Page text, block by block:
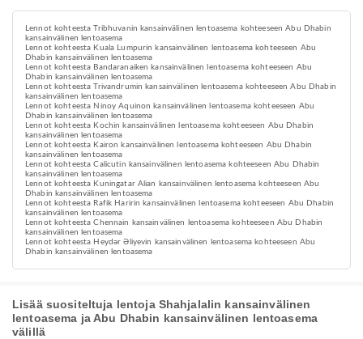
Lennot kohteesta Tribhuvanin kansainvälinen lentoasema kohteeseen Abu Dhabin
kansainvälinen lentoasema
Lennot kohteesta Kuala Lumpurin kansainvälinen lentoasema kohteeseen Abu
Dhabin kansainvälinen lentoasema
Lennot kohteesta Bandaranaiken kansainvälinen lentoasema kohteeseen Abu
Dhabin kansainvälinen lentoasema
Lennot kohteesta Trivandrumin kansainvälinen lentoasema kohteeseen Abu Dhabin
kansainvälinen lentoasema
Lennot kohteesta Ninoy Aquinon kansainvälinen lentoasema kohteeseen Abu
Dhabin kansainvälinen lentoasema
Lennot kohteesta Kochin kansainvälinen lentoasema kohteeseen Abu Dhabin
kansainvälinen lentoasema
Lennot kohteesta Kairon kansainvälinen lentoasema kohteeseen Abu Dhabin
kansainvälinen lentoasema
Lennot kohteesta Calicutin kansainvälinen lentoasema kohteeseen Abu Dhabin
kansainvälinen lentoasema
Lennot kohteesta Kuningatar Alian kansainvälinen lentoasema kohteeseen Abu
Dhabin kansainvälinen lentoasema
Lennot kohteesta Rafik Haririn kansainvälinen lentoasema kohteeseen Abu Dhabin
kansainvälinen lentoasema
Lennot kohteesta Chennain kansainvälinen lentoasema kohteeseen Abu Dhabin
kansainvälinen lentoasema
Lennot kohteesta Heydər Əliyevin kansainvälinen lentoasema kohteeseen Abu
Dhabin kansainvälinen lentoasema
Lisää suositeltuja lentoja Shahjalalin kansainvälinen
lentoasema ja Abu Dhabin kansainvälinen lentoasema
välillä